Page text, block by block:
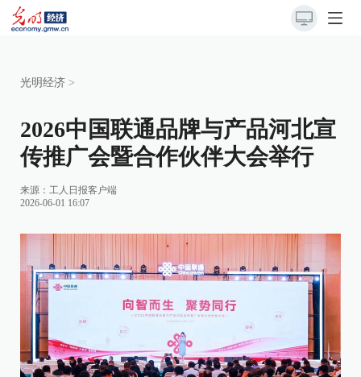
光明经济 >
2026中国联通品牌与产品河北宣
传推广会暨合作伙伴大会举行
来源： 工人日报客户端
2026-06-01 16:07